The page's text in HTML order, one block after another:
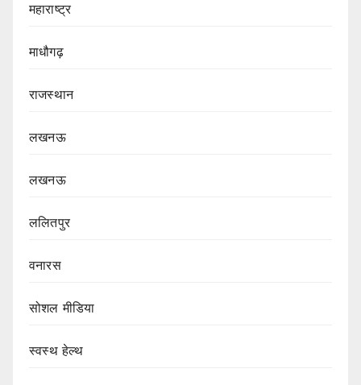
महाराष्ट्र
माधौगढ़
राजस्थान
लखनऊ
लखनऊ
ललितपुर
वनारस
सोशल मीडिया
स्वस्थ हेल्थ